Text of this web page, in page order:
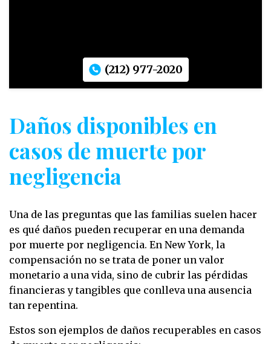
(212) 977-2020
Daños disponibles en
casos de muerte por
negligencia
Una de las preguntas que las familias suelen hacer
es qué daños pueden recuperar en una demanda
por muerte por negligencia. En New York, la
compensación no se trata de poner un valor
monetario a una vida, sino de cubrir las pérdidas
financieras y tangibles que conlleva una ausencia
tan repentina.
Estos son ejemplos de daños recuperables en casos